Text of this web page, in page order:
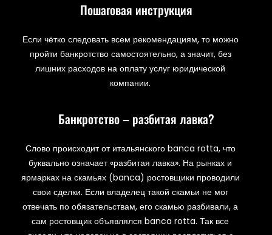
Пошаговая инструкция
Если чётко следовать всем рекомендациям, то можно
пройти банкротство самостоятельно, а значит, без
лишних расходов на оплату услуг юридической
компании.
Банкротство – разбитая лавка?
Слово происходит от итальянского banca rotta, что
буквально означает «разбитая лавка». На рынках и
ярмарках на скамьях (banca) ростовщики проводили
свои сделки. Если владелец такой скамьи не мог
отвечать по обязательствам, его скамью разбивали, а
сам ростовщик объявлялся banca rotta. Так все